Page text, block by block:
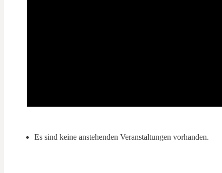
Es sind keine anstehenden Veranstaltungen vorhanden.